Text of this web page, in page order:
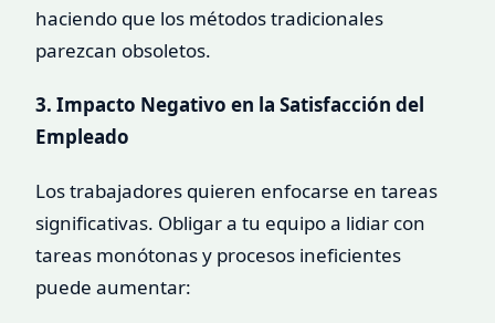
haciendo que los métodos tradicionales
parezcan obsoletos.
3. Impacto Negativo en la Satisfacción del
Empleado
Los trabajadores quieren enfocarse en tareas
significativas. Obligar a tu equipo a lidiar con
tareas monótonas y procesos ineficientes
puede aumentar: